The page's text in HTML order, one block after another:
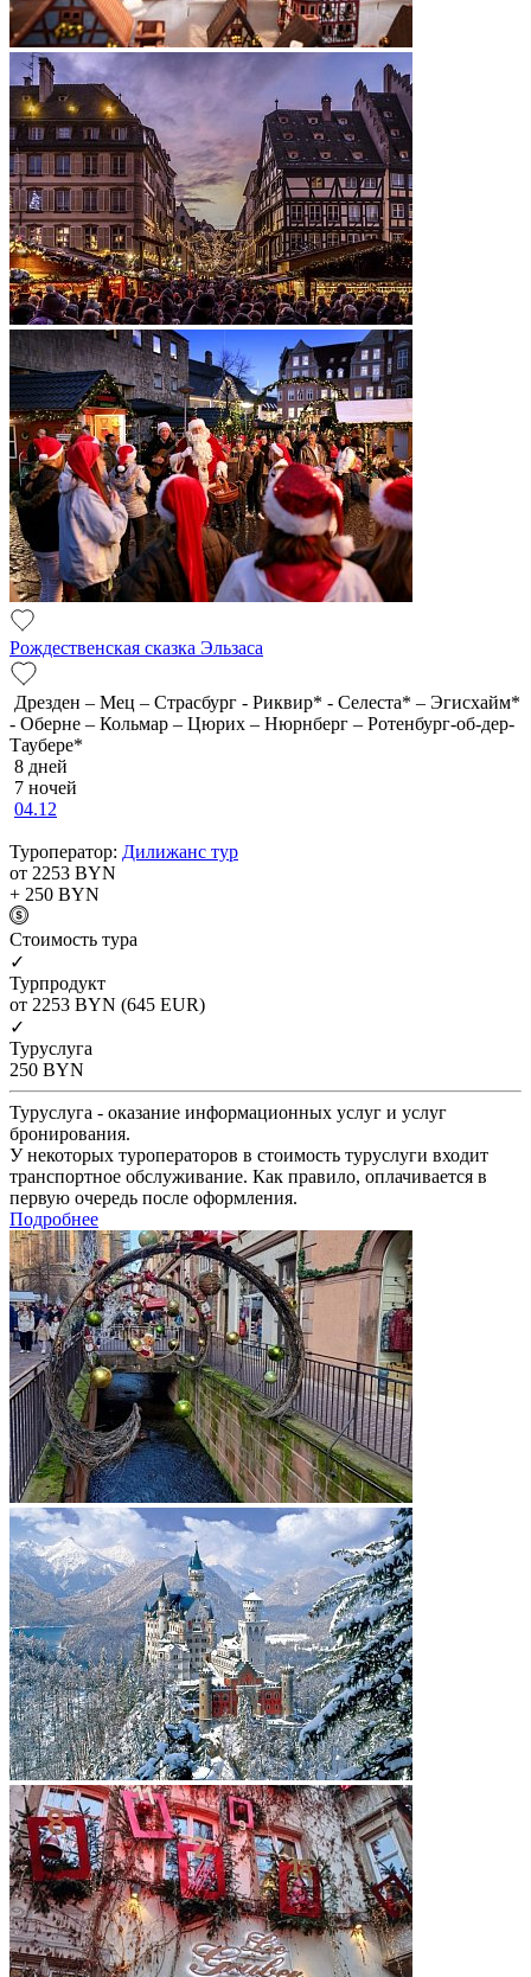
Рождественская сказка Эльзаса
Дрезден – Мец – Страсбург - Риквир* - Селеста* – Эгисхайм*
- Оберне – Кольмар – Цюрих – Нюрнберг – Ротенбург-об-дер-
Таубере*
8 дней
7 ночей
04.12
Туроператор: Дилижанс тур
от 2253 BYN
+ 250 BYN
Cтоимость тура
✓
Турпродукт
от 2253 BYN (645 EUR)
✓
Туруслуга
250 BYN
Туруслуга - оказание информационных услуг и услуг
бронирования.
У некоторых туроператоров в стоимость туруслуги входит
транспортное обслуживание. Как правило, оплачивается в
первую очередь после оформления.
Подробнее